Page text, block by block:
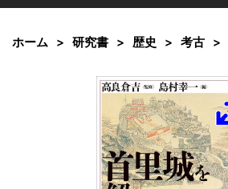
ホーム 研究書 歴史 考古